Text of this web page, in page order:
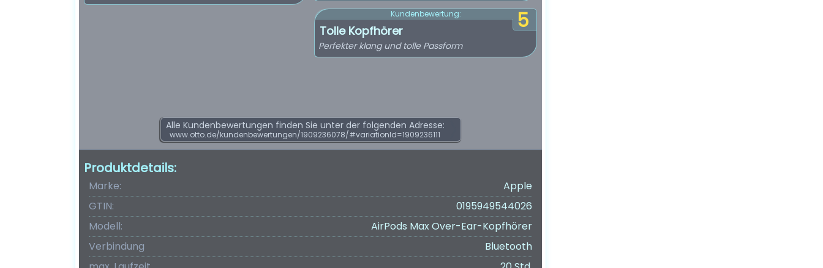
5
Kundenbewertung:
Tolle Kopfhörer
Perfekter klang und tolle Passform
Alle Kundenbewertungen finden Sie unter der folgenden Adresse:
www.otto.de/kundenbewertungen/1909236078/#variationId=1909236111
Produktdetails:
Marke:
Apple
GTIN:
0195949544026
Modell:
AirPods Max Over-Ear-Kopfhörer
Verbindung
Bluetooth